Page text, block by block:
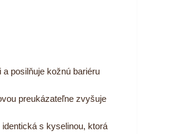
posilňuje kožnú bariéru
preukázateľne zvyšuje
s kyselinou, ktorá